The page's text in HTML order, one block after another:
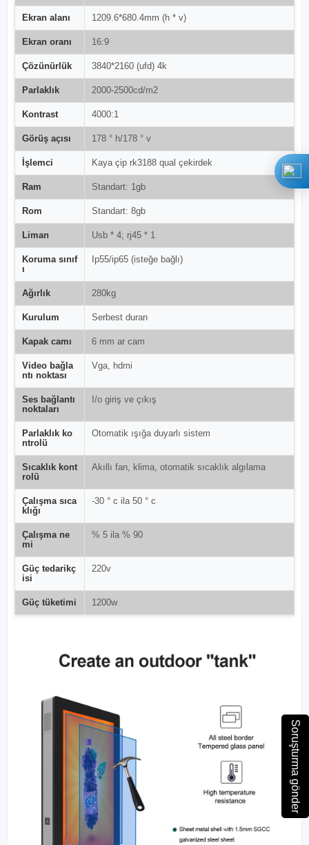
Soruşturma gönder
Ekran alanı 1209.6*680.4mm (h * v)
Ekran oranı 16:9
Çözünürlük 3840*2160 (ufd) 4k
Parlaklık 2000-2500cd/m2
Kontrast 4000:1
Görüş açısı 178 ° h/178 ° v
İşlemci Kaya çip rk3188 qual çekirdek
Ram Standart: 1gb
Rom Standart: 8gb
Liman Usb * 4; rj45 * 1
Koruma sınıf
ı
Ip55/ip65 (isteğe bağlı)
Ağırlık 280kg
Kurulum Serbest duran
Kapak camı 6 mm ar cam
Video bağla
ntı noktası
Vga, hdmi
Ses bağlantı
noktaları
I/o giriş ve çıkış
Parlaklık ko
ntrolü
Otomatik ışığa duyarlı sistem
Sıcaklık kont
rolü
Akıllı fan, klima, otomatik sıcaklık algılama
Çalışma sıca
klığı
-30 ° c ila 50 ° c
Çalışma ne
mi
% 5 ila % 90
Güç tedarikç
isi
220v
Güç tüketimi 1200w